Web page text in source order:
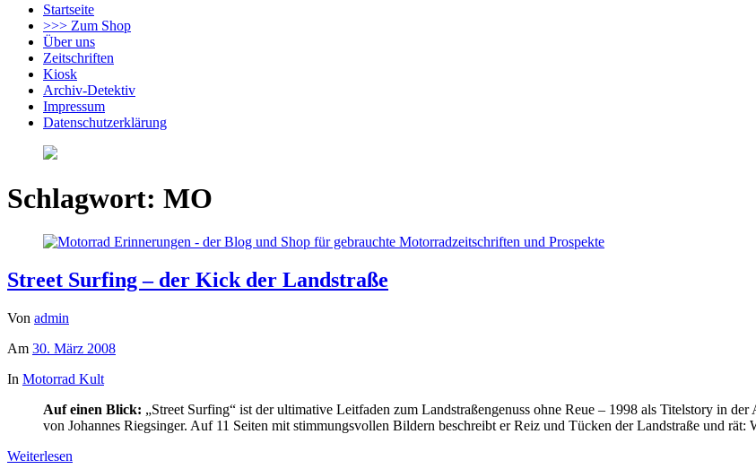
Startseite
>>> Zum Shop
Über uns
Zeitschriften
Kiosk
Archiv-Detektiv
Impressum
Datenschutzerklärung
Schlagwort: MO
Street Surfing – der Kick der Landstraße
Von admin
Am 30. März 2008
In Motorrad Kult
Auf einen Blick: „Street Surfing“ ist der ultimative Leitfaden zum Landstraßengenuss ohne Reue – 1998 als Titelstory in
von Johannes Riegsinger. Auf 11 Seiten mit stimmungsvollen Bildern beschreibt er Reiz und Tücken der Landstraße und
Weiterlesen